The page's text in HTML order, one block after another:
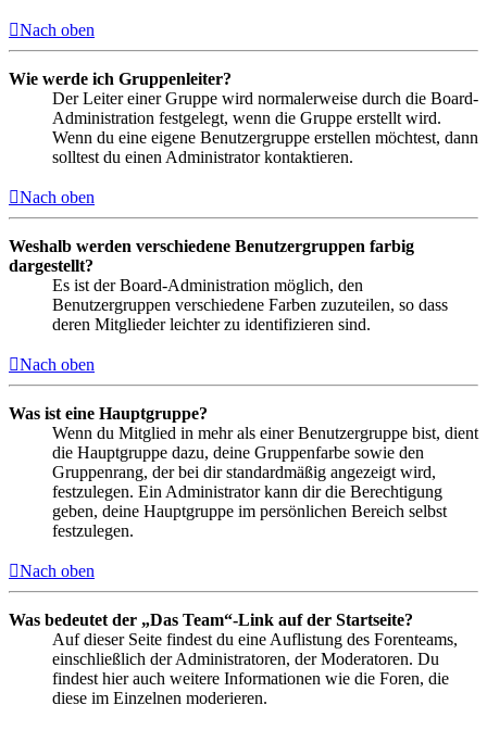
Nach oben
Wie werde ich Gruppenleiter?
Der Leiter einer Gruppe wird normalerweise durch die Board-
Administration festgelegt, wenn die Gruppe erstellt wird.
Wenn du eine eigene Benutzergruppe erstellen möchtest, dann
solltest du einen Administrator kontaktieren.
Nach oben
Weshalb werden verschiedene Benutzergruppen farbig
dargestellt?
Es ist der Board-Administration möglich, den
Benutzergruppen verschiedene Farben zuzuteilen, so dass
deren Mitglieder leichter zu identifizieren sind.
Nach oben
Was ist eine Hauptgruppe?
Wenn du Mitglied in mehr als einer Benutzergruppe bist, dient
die Hauptgruppe dazu, deine Gruppenfarbe sowie den
Gruppenrang, der bei dir standardmäßig angezeigt wird,
festzulegen. Ein Administrator kann dir die Berechtigung
geben, deine Hauptgruppe im persönlichen Bereich selbst
festzulegen.
Nach oben
Was bedeutet der „Das Team“-Link auf der Startseite?
Auf dieser Seite findest du eine Auflistung des Forenteams,
einschließlich der Administratoren, der Moderatoren. Du
findest hier auch weitere Informationen wie die Foren, die
diese im Einzelnen moderieren.